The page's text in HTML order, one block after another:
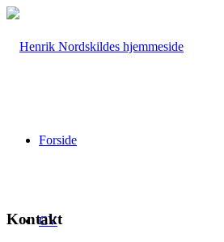
Forside
CV
Kontakt